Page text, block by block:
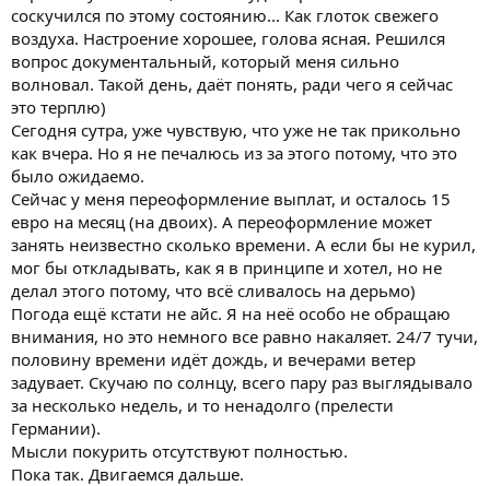
соскучился по этому состоянию... Как глоток свежего
воздуха. Настроение хорошее, голова ясная. Решился
вопрос документальный, который меня сильно
волновал. Такой день, даёт понять, ради чего я сейчас
это терплю)
Сегодня сутра, уже чувствую, что уже не так прикольно
как вчера. Но я не печалюсь из за этого потому, что это
было ожидаемо.
Сейчас у меня переоформление выплат, и осталось 15
евро на месяц (на двоих). А переоформление может
занять неизвестно сколько времени. А если бы не курил,
мог бы откладывать, как я в принципе и хотел, но не
делал этого потому, что всё сливалось на дерьмо)
Погода ещё кстати не айс. Я на неё особо не обращаю
внимания, но это немного все равно накаляет. 24/7 тучи,
половину времени идёт дождь, и вечерами ветер
задувает. Скучаю по солнцу, всего пару раз выглядывало
за несколько недель, и то ненадолго (прелести
Германии).
Мысли покурить отсутствуют полностью.
Пока так. Двигаемся дальше.